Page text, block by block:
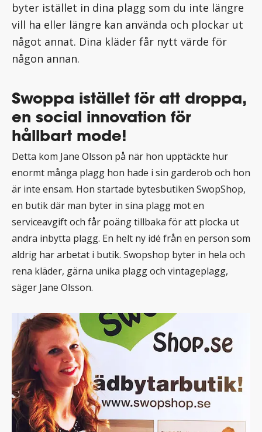
byter istället in dina plagg som du inte längre
vill ha eller längre kan använda och plockar ut
något annat. Dina kläder får nytt värde för
någon annan.
Swoppa istället för att droppa,
en social innovation för
hållbart mode!
Detta kom Jane Olsson på när hon upptäckte hur
enormt många plagg hon hade i sin garderob och hon
är inte ensam. Hon startade bytesbutiken SwopShop,
en butik där man byter in sina plagg mot en
serviceavgift och får poäng tillbaka för att plocka ut
andra inbytta plagg. En helt ny idé från en person som
aldrig har arbetat i butik. Swopshop byter in hela och
rena kläder, gärna unika plagg och vintageplagg,
säger Jane Olsson.